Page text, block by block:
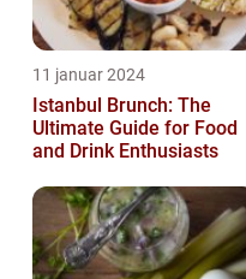
11 januar 2024
Istanbul Brunch: The
Ultimate Guide for Food
and Drink Enthusiasts